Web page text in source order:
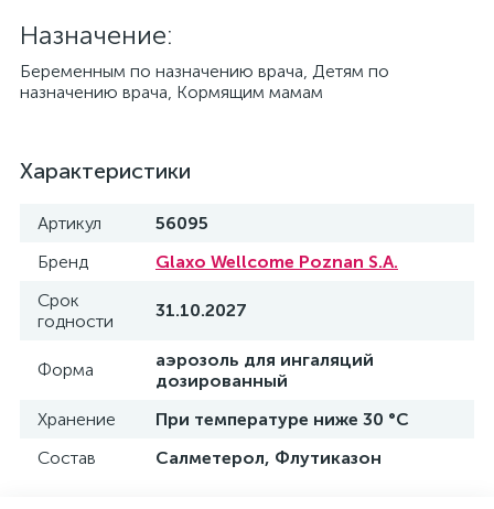
Назначение:
Беременным по назначению врача, Детям по
назначению врача, Кормящим мамам
Характеристики
Артикул
56095
Бренд
Glaxo Wellcome Poznan S.A.
Срок
годности
31.10.2027
Форма
аэрозоль для ингаляций
дозированный
Хранение
При температуре ниже 30 °C
Состав
Салметерол, Флутиказон